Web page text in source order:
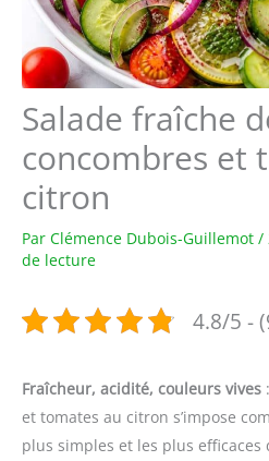
Salade fraîche
concombres et
citron
Par Clémence Dubois-Guillemot /
de lecture
4.8/5 -
Fraîcheur, acidité, couleurs vives
et tomates au citron s’impose
plus simples et les plus efficaces